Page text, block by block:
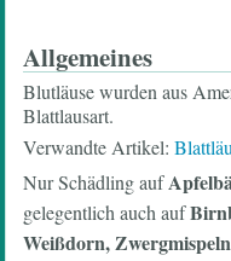
Allgemeines
Blutläuse wurden aus
Blattlausart.
Verwandte Artikel:
Nur Schädling auf
gelegentlich auch auf
Weißdorn,